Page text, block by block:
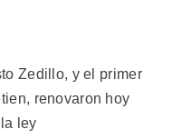
Zedillo, y el primer
renovaron hoy
ley